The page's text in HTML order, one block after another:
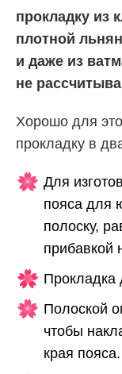
прокладку из
плотной
и даже из
не
Хорошо для
прокладку в
Для
пояса для
полоску,
прибавкой
Прокладка
Полоской
чтобы
края пояса.